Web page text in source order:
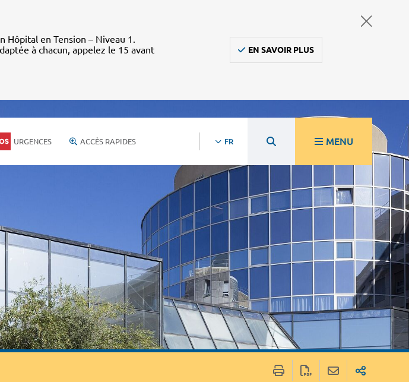
Hôpital en Tension – Niveau 1.
à chacun, appelez le 15 avant
EN SAVOIR PLUS
URGENCES ACCÈS RAPIDES FR MENU